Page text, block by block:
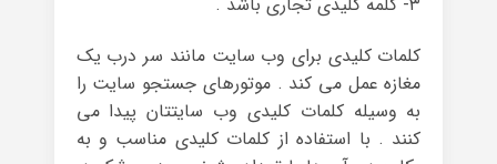
کلمات کلیدی برای وب سایت مانند سر درب یک
مغازه عمل می کند . موتورهای جستجو سایت را
به وسیله کلمات کلیدی وب سایتتان پیدا می
کنند . با استفاده از کلمات کلیدی مناسب و به